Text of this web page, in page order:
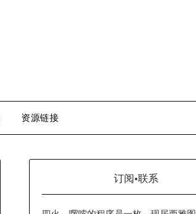
资源链接
订阅·联系